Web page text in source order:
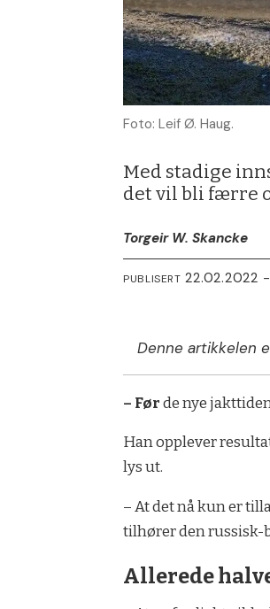
Foto: Leif Ø. Haug.
Med stadige
det vil bli færre
Torgeir W. Skancke
PUBLISERT
Denne artikkelen
– Førde nye
Han opplever
lys ut.
– At det nå kun er
tilhører den russisk-
Allerede